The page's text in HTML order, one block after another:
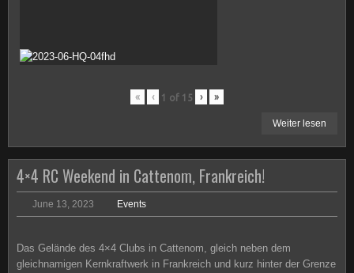
« ‹ 1 of 15 › »
Weiter lesen
4×4 RC Weekend in Cattenom, Frankreich!
June 13, 2023 Events
Das Gelände des 4×4 Clubs in Cattenom, gleich neben dem
gleichnamigen Kernkraftwerk in Frankreich und kurz hinter der Grenze